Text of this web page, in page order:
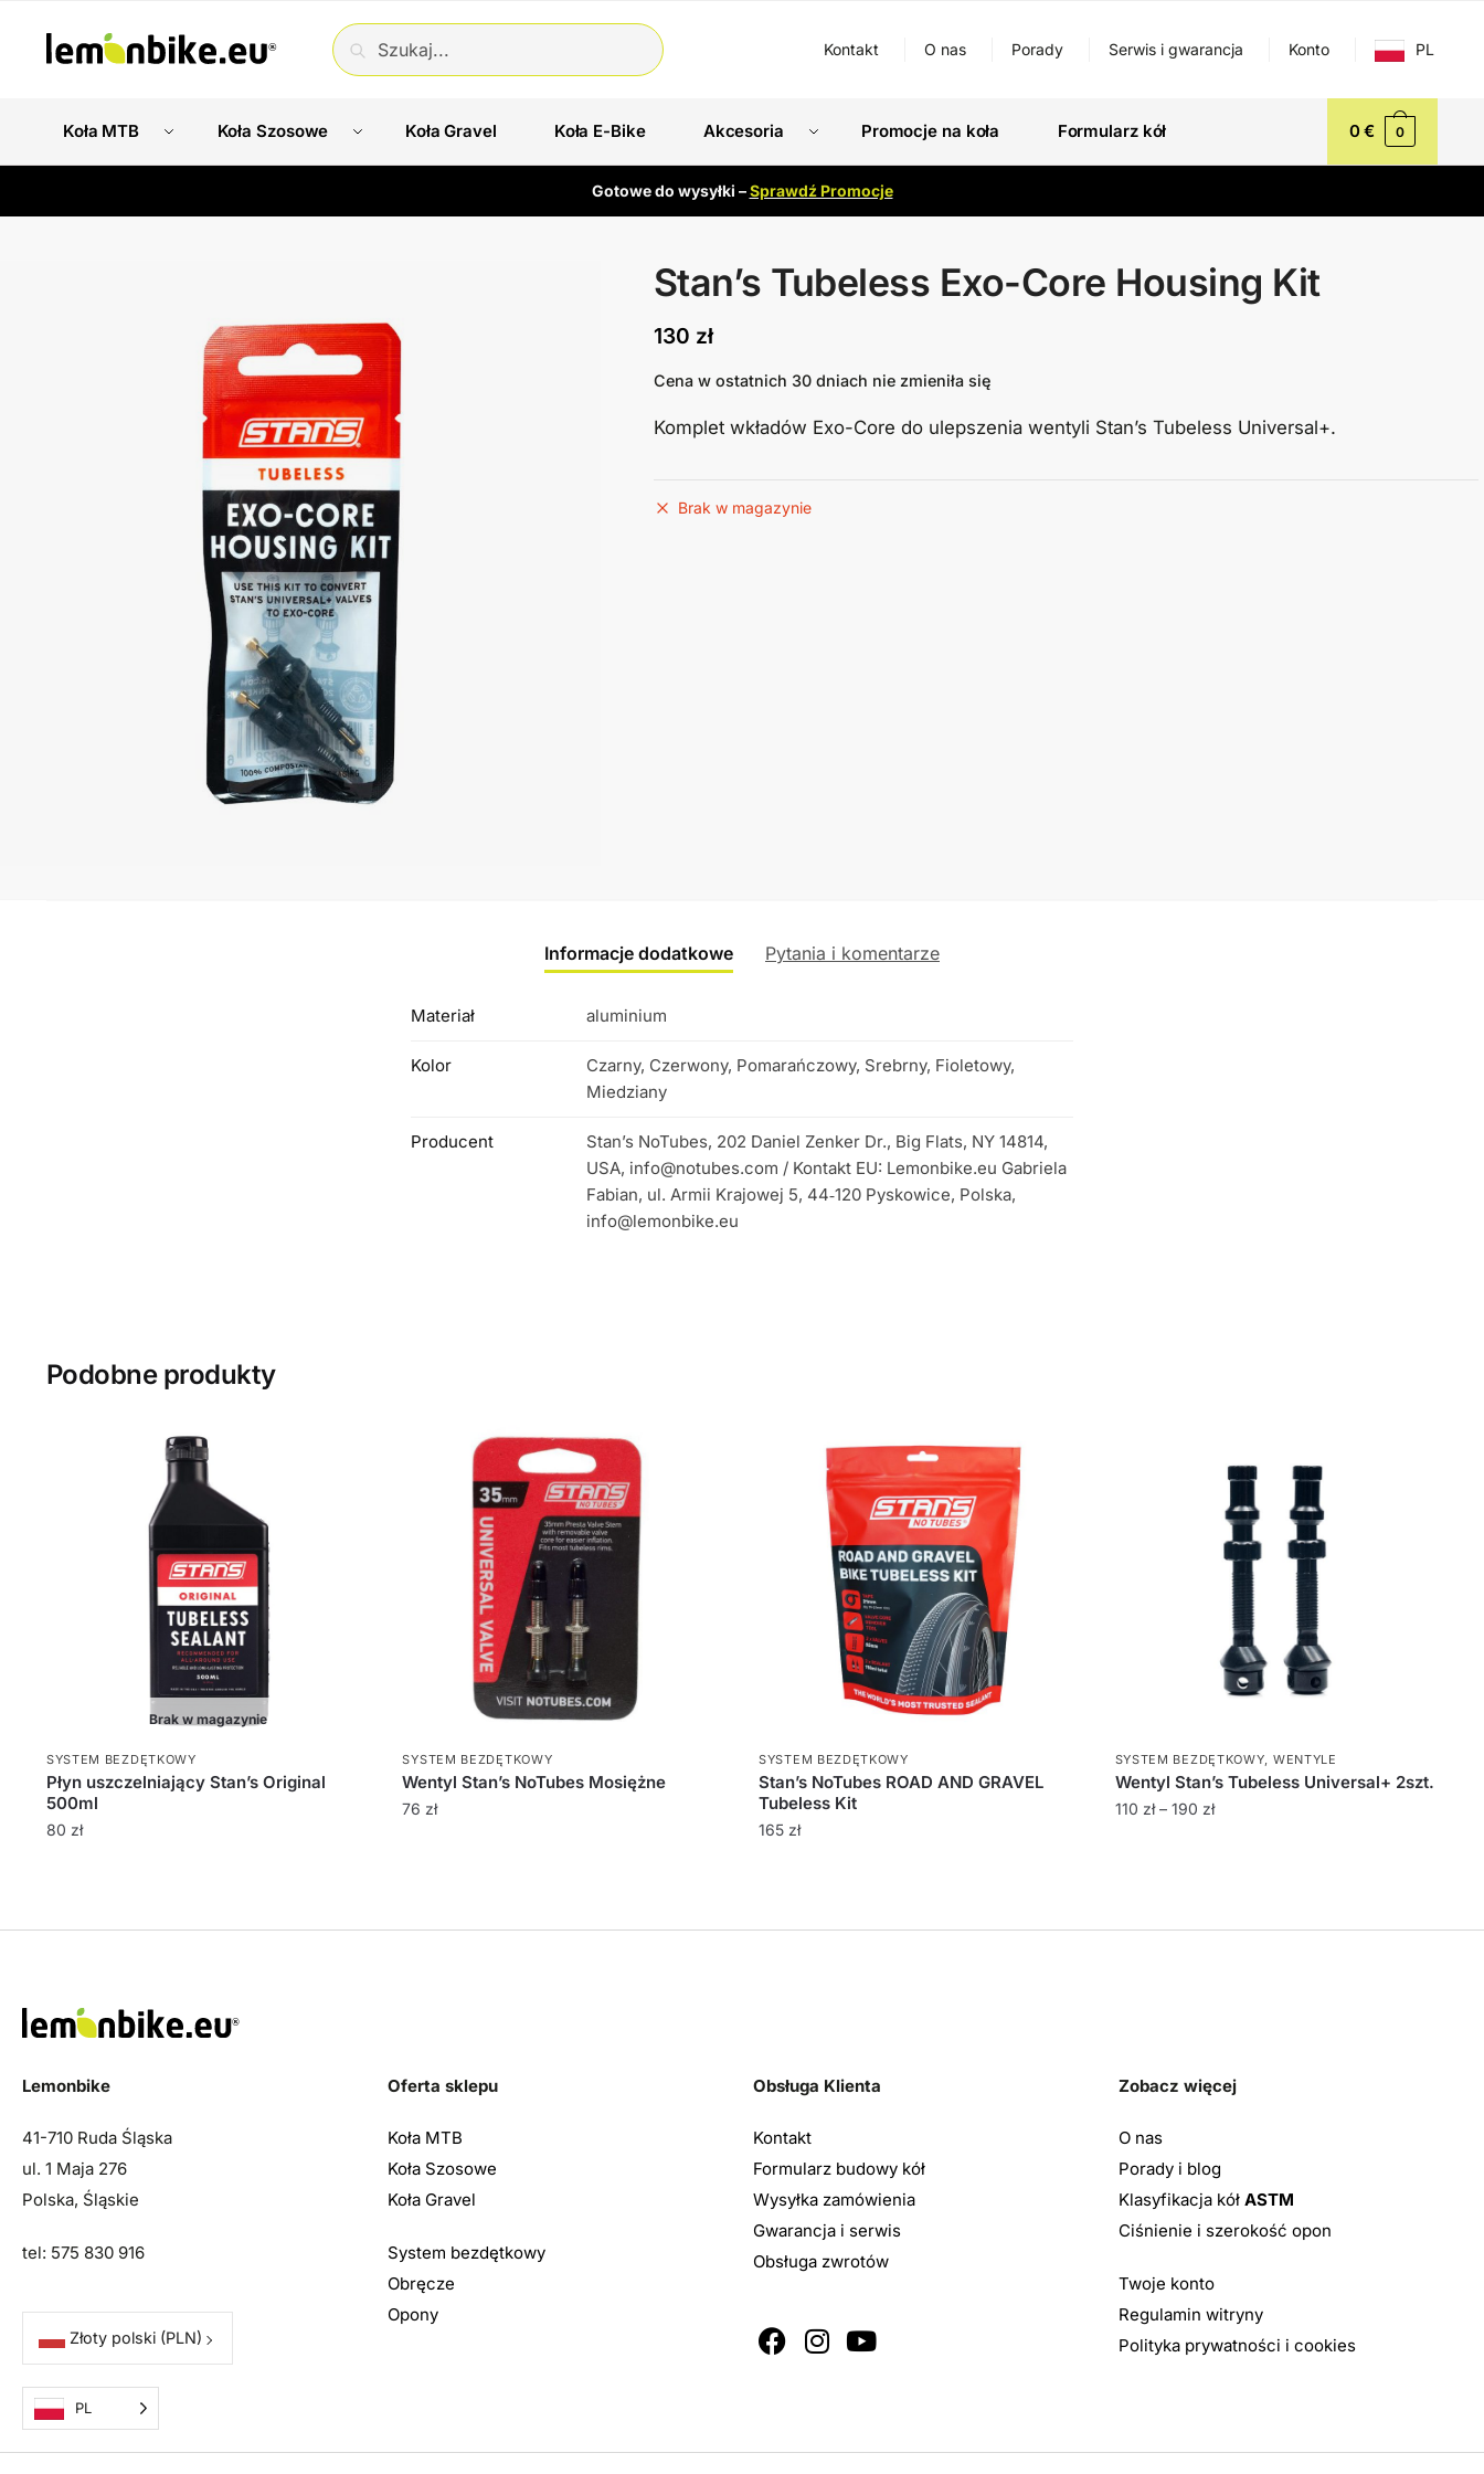
SZUKAJ
Kontakt O nas Porady Serwis i gwarancja Konto PL
Koła MTB Koła Szosowe Koła Gravel Koła E-Bike Akcesoria Promocje na koła Formularz kół 0€ 0
Gotowe do wysyłki –Sprawdź Promocje
Stan’s Tubeless Exo-Core Housing Kit
130 zł
Cena w ostatnich 30 dniach nie zmieniła się
Komplet wkładów Exo-Core do ulepszenia wentyli Stan’s Tubeless Universal+.
Brak w magazynie
Informacje dodatkowe Pytania i komentarze
Materiał aluminium
Kolor
Czarny, Czerwony, Pomarańczowy, Srebrny, Fioletowy,
Miedziany
Producent
Stan’s NoTubes, 202 Daniel Zenker Dr., Big Flats, NY 14814,
USA, info@notubes.com / Kontakt EU: Lemonbike.eu Gabriela
Fabian, ul. Armii Krajowej 5, 44‑120 Pyskowice, Polska,
info@lemonbike.eu
Podobne produkty
Brak w magazynie
SYSTEM BEZDĘTKOWY
Płyn uszczelniający Stan’s Original
500ml
80 zł
SYSTEM BEZDĘTKOWY
Wentyl Stan’s NoTubes Mosiężne
76 zł
SYSTEM BEZDĘTKOWY
Stan’s NoTubes ROAD AND GRAVEL
Tubeless Kit
165 zł
SYSTEM BEZDĘTKOWY, WENTYLE
Wentyl Stan’s Tubeless Universal+ 2szt.
110 zł– 190 zł
Lemonbike
41-710 Ruda Śląska
ul. 1 Maja 276
Polska, Śląskie
tel: 575 830 916
Złoty polski (PLN)
PL
Oferta sklepu
Koła MTB
Koła Szosowe
Koła Gravel
System bezdętkowy
Obręcze
Opony
Obsługa Klienta
Kontakt
Formularz budowy kół
Wysyłka zamówienia
Gwarancja i serwis
Obsługa zwrotów
Zobacz więcej
O nas
Porady i blog
Klasyfikacja kół ASTM
Ciśnienie i szerokość opon
Twoje konto
Regulamin witryny
Polityka prywatności i cookies